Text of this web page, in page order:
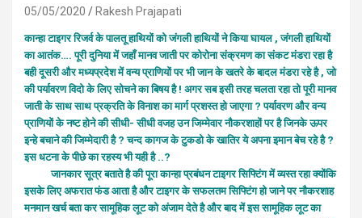
05/05/2020 Rakesh Prajapati
कान्हा टाइगर रिजर्व के पालतू हाथियों को जंगली हाथियों ने किया घायल , जंगली हाथियों
का आतंक…. पूरी दुनिया में जहाँ मानव जाती पर कोरोना संक्रमण का संकट मंडरा रहा है
बही दूसरी और मध्यप्रदेश में वन्य प्राणियों पर भी जान के खतरे के बादल मंडरा रहे है , जो
की पर्यावरण विदो के लिए सोचने का बिषय है ! अगर सब इसी तरह चलता रहा तो पूरी मानव
जाती के साथ साथ प्रक्रति के विनाश का मार्ग प्रशस्त हो जाएगा ? पर्यावरण और वन्य
प्राणियों के नष्ट होने की सीधी- सीधी वजह उन जिम्मेवार नौकरशाहों पर है जिनके ऊपर
इन्हे बचाने की जिम्मेदारी है ? चन्द कागज के टुकडो के खातिर ये अपना इमान बेच रहे है ?
इस धटना के पीछे का रहस्य भी यही है ..?
जानकार सूत्र बताते है की पूरा कान्हा प्रबंधन टाइगर सिफ्टिंग में व्यस्त रहा क्योंकि
इसके लिए अफरात फंड आता है और टाइगर के सफलतम सिफ्टिंग हो जाने पर नौकरशाह
मनमान खर्च बता कर सामूहिक लूट को अंजाम देते है और बाद में इस सामूहिक लूट का